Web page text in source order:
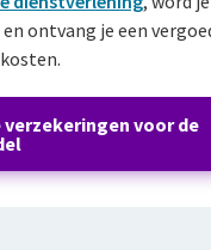
ontvang je een
voor de